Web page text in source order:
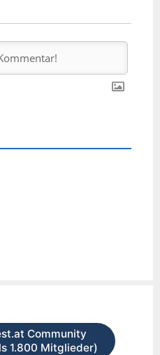
Community
1.800 Mitglieder)